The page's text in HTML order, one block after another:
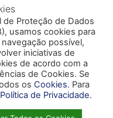
CONOSCO
de Proteção de Dados
usamos cookies para
possível,
iniciativas de
de acordo com a
de Cookies. Se
os Cookies. Para
Política de Privacidade.